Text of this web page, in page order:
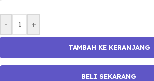
- +
TAMBAH KE KERANJANG
BELI SEKARANG